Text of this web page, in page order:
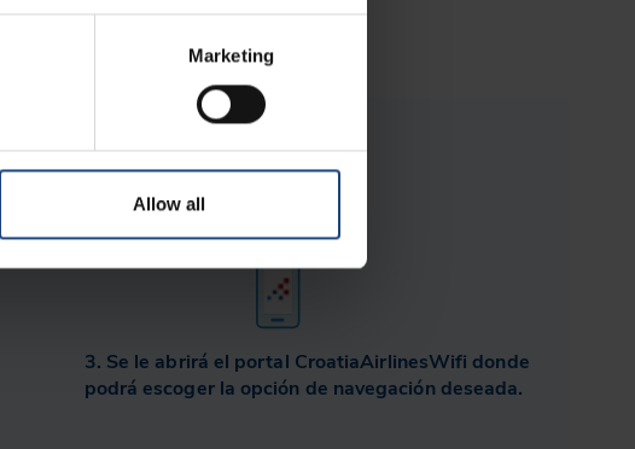
Marketing
Allow all
3. Se le abrirá el portal CroatiaAirlinesWifi donde
podrá escoger la opción de navegación deseada.